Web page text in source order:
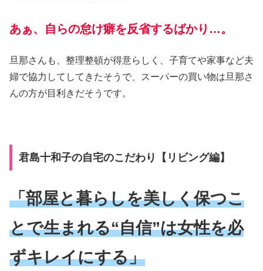
あぁ、自らの怠け癖を反省するばかり…。
旦那さんも、整理整頓が得意らしく、子育てや家事など夫
婦で協力してしてきたそうで、スーパーの買い物は旦那さ
んの方が目利きだそうです。
君島十和子の自宅のこだわり【リビング編】
「部屋と暮らしを美しく保つこ
とで生まれる“自信”は女性を必
ずキレイにする」